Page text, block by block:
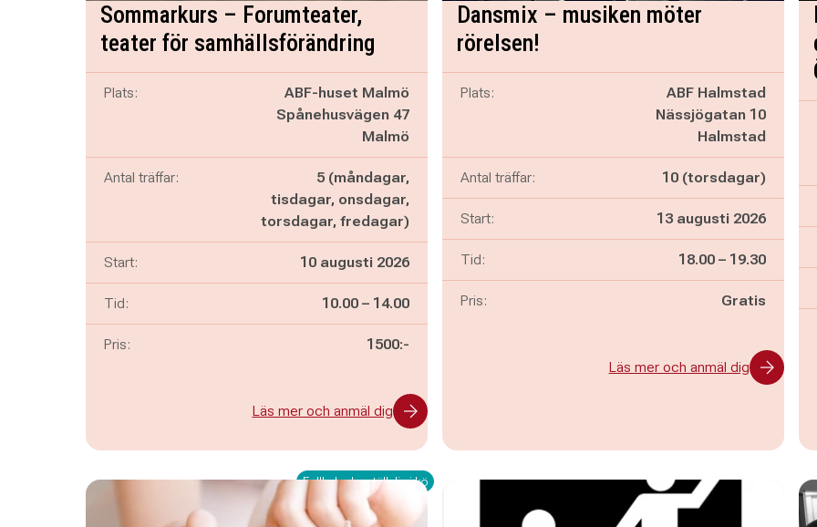
Sommarkurs – Forumteater,
teater för samhällsförändring
Plats:
ABF-huset Malmö
Spånehusvägen 47
Malmö
Antal träffar:
5 (måndagar,
tisdagar, onsdagar,
torsdagar, fredagar)
Start: 10 augusti 2026
Tid: Pågår mellan
10.00 – och
14.00
Pris: 1500:-
Läs mer och anmäl dig
Dansmix – musiken möter
rörelsen!
Plats:
ABF Halmstad
Nässjögatan 10
Halmstad
Antal träffar: 10 (torsdagar)
Start: 13 augusti 2026
Tid: Pågår mellan
18.00 – och
19.30
Pris: Gratis
Läs mer och anmäl dig
Fullbokad – ställ dig i kö